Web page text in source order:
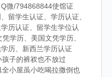
微/794868844使馆证
留学生认证、学历认证、
历认证、留学生学位认
学历、美国文凭学历、
历、新西兰学历认证
子的裤衩也不放过
小屋虽小吃喝拉撒倒也